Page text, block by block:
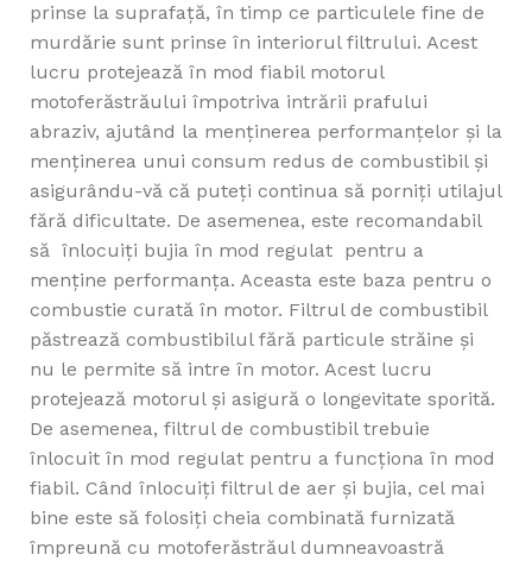
prinse la suprafață, în timp ce particulele fine de
murdărie sunt prinse în interiorul filtrului. Acest
lucru protejează în mod fiabil motorul
motoferăstrăului împotriva intrării prafului
abraziv, ajutând la menținerea performanțelor și la
menținerea unui consum redus de combustibil și
asigurându-vă că puteți continua să porniți utilajul
fără dificultate. De asemenea, este recomandabil
să înlocuiți bujia în mod regulat pentru a
menține performanța. Aceasta este baza pentru o
combustie curată în motor. Filtrul de combustibil
păstrează combustibilul fără particule străine și
nu le permite să intre în motor. Acest lucru
protejează motorul și asigură o longevitate sporită.
De asemenea, filtrul de combustibil trebuie
înlocuit în mod regulat pentru a funcționa în mod
fiabil. Când înlocuiți filtrul de aer și bujia, cel mai
bine este să folosiți cheia combinată furnizată
împreună cu motoferăstrăul dumneavoastră